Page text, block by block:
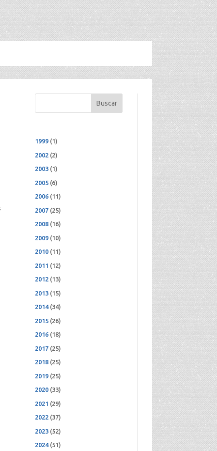
Buscar
1999(1)
2002(2)
2003(1)
2005(6)
2006(11)
2007(25)
2008(16)
2009(10)
2010(11)
2011 (12)
2012(13)
2013(15)
2014(34)
2015(26)
2016(18)
2017(25)
2018(25)
2019(25)
2020(33)
2021 (29)
2022(37)
2023(52)
2024(51)